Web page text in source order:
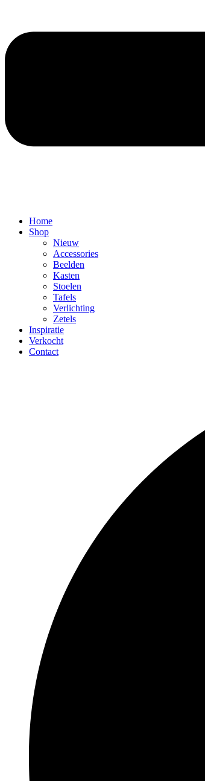
Home
Shop
Nieuw
Accessories
Beelden
Kasten
Stoelen
Tafels
Verlichting
Zetels
Inspiratie
Verkocht
Contact